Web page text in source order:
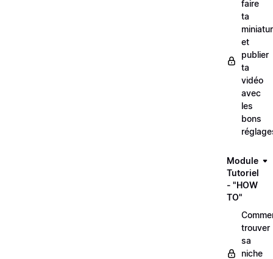
faire
ta
et
publier
ta
vidéo
avec
les
bons
Module
Tutoriel
- "HOW
TO"
trouver
sa
niche